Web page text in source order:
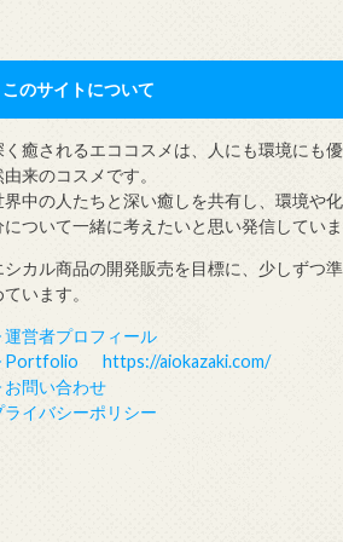
このサイトについて
く癒されるエココスメは、人にも環境にも
由来のコスメです。
界中の人たちと深い癒しを共有し、環境や
について一緒に考えたいと思い発信していま
シカル商品の開発販売を目標に、少しずつ
います。
営者プロフィール
https://aiokazaki.com/
問い合わせ
ライバシーポリシー